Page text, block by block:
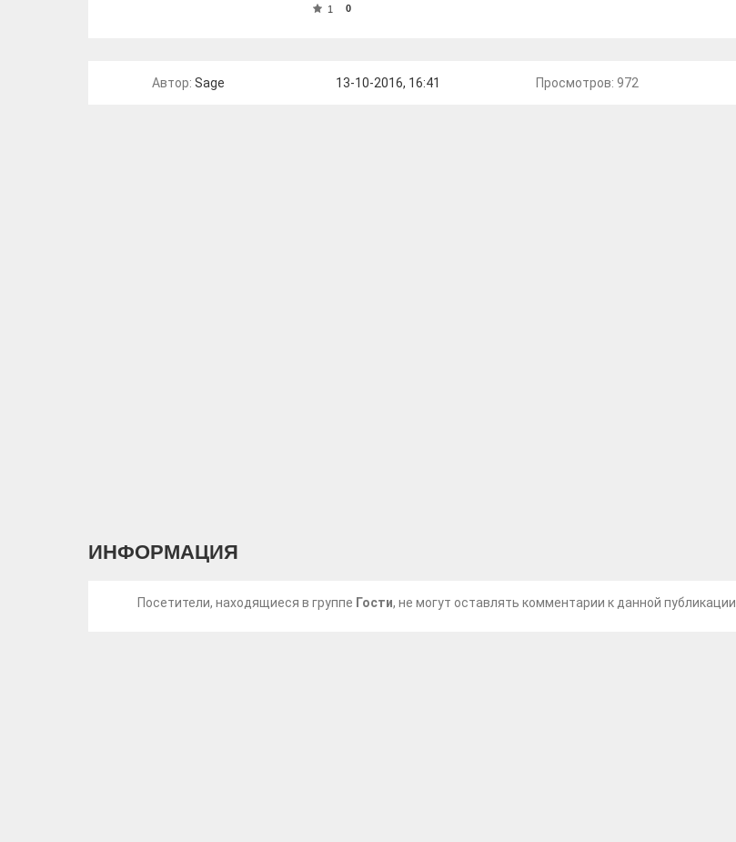
1
0
Автор: Sage 13-10-2016, 16:41 Просмотров: 972
ИНФОРМАЦИЯ
Посетители, находящиеся в группе Гости, не могут оставлять комментарии к данной публикации.